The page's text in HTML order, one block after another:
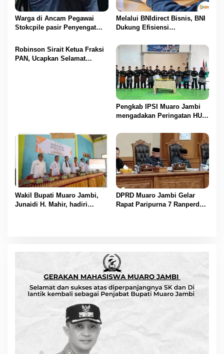
Warga di Ancam Pegawai
Stokcpile pasir Penyengat
Melalui BNIdirect Bisnis, BNI
Dukung Efisiensi
UMKM
Robinson Sirait Ketua Fraksi
PAN, Ucapkan Selamat
Pengkab IPSI Muaro Jambi
mengadakan Peringatan HUT
Wakil Bupati Muaro Jambi,
Junaidi H. Mahir, hadiri
DPRD Muaro Jambi Gelar
Rapat Paripurna 7 Ranperda